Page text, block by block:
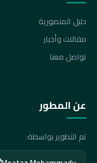
دليل المنصورية
مقالات وأخبار
تواصل معنا
عن المطور
تم التطوير بواسطة: